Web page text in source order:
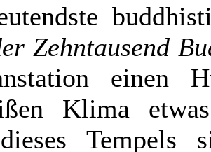
Zehntausend
einen
Klima
Tempels